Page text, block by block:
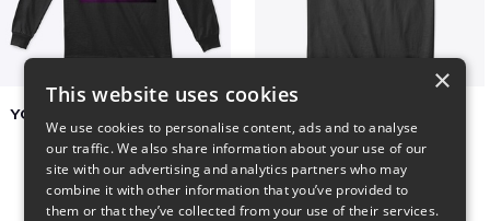
YCOG YOUTH VOLUNTEERS
$31 $24
×
This website uses cookies
We use cookies to personalise content, ads and to analyse
our traffic. We also share information about your use of our
site with our advertising and analytics partners who may
combine it with other information that you’ve provided to
them or that they’ve collected from your use of their services.